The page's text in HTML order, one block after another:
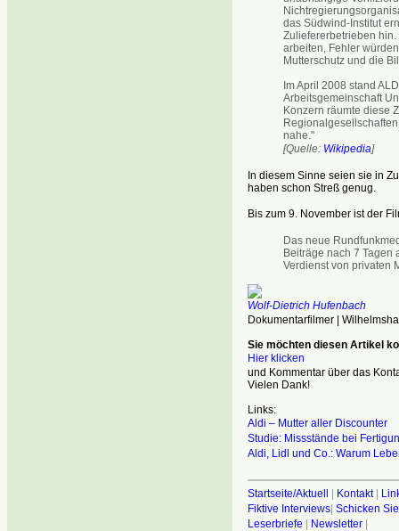
das Südwind-Institut
Zuliefererbetrieben
arbeiten, Fehler
Mutterschutz und die
Im April 2008 stand
Arbeitsgemeinschaft
Konzern räumte diese
nahe."
[Quelle: Wikipedia]
In diesem Sinne seien sie in
haben schon Streß genug.
Bis zum 9. November ist der
Das neue
Beiträge nach 7 Tagen
Verdienst von privaten
Wolf-Dietrich Hufenbach
Dokumentarfilmer |
Sie möchten diesen Artikel
Hier klicken
und Kommentar über das
Vielen Dank!
Links:
Aldi – Mutter aller Discounter
Studie: Missstände bei
Aldi, Lidl und Co.: Warum
Startseite/Aktuell | Kontakt|
Fiktive Interviews| Schicken
Leserbriefe | Newsletter|